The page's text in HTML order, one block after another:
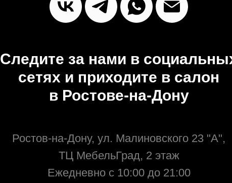
Следите за нами в
сетях и приходите в салон
в Ростове-на-Дону
Ростов-на-Дону, ул. Малиновского 23 "А",
ТЦ МебельГрад, 2 этаж
Ежедневно с 10:00 до 21:00